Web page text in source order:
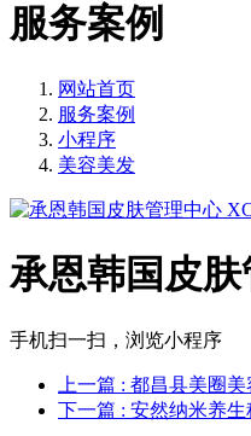
服务案例
网站首页
服务案例
小程序
美容美发
承恩韩国皮
手机扫一扫，浏览小程序
上一篇 : 都昌县美圈
下一篇 : 安然纳米养